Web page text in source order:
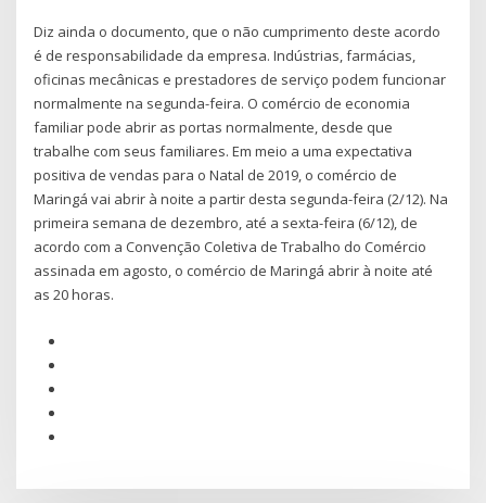
Diz ainda o documento, que o não cumprimento deste acordo
é de responsabilidade da empresa. Indústrias, farmácias,
oficinas mecânicas e prestadores de serviço podem funcionar
normalmente na segunda-feira. O comércio de economia
familiar pode abrir as portas normalmente, desde que
trabalhe com seus familiares. Em meio a uma expectativa
positiva de vendas para o Natal de 2019, o comércio de
Maringá vai abrir à noite a partir desta segunda-feira (2/12). Na
primeira semana de dezembro, até a sexta-feira (6/12), de
acordo com a Convenção Coletiva de Trabalho do Comércio
assinada em agosto, o comércio de Maringá abrir à noite até
as 20 horas.